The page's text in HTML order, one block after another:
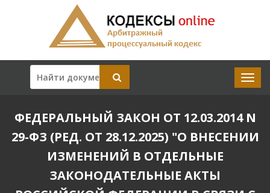
ФЕДЕРАЛЬНЫЙ ЗАКОН ОТ 12.03.2014 N
29-ФЗ (РЕД. ОТ 28.12.2025) "О ВНЕСЕНИИ
ИЗМЕНЕНИЙ В ОТДЕЛЬНЫЕ
ЗАКОНОДАТЕЛЬНЫЕ АКТЫ